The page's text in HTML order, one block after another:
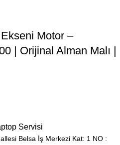
Motor –
| Orijinal Alman Malı |
Servisi
Belsa İş Merkezi Kat: 1 NO :